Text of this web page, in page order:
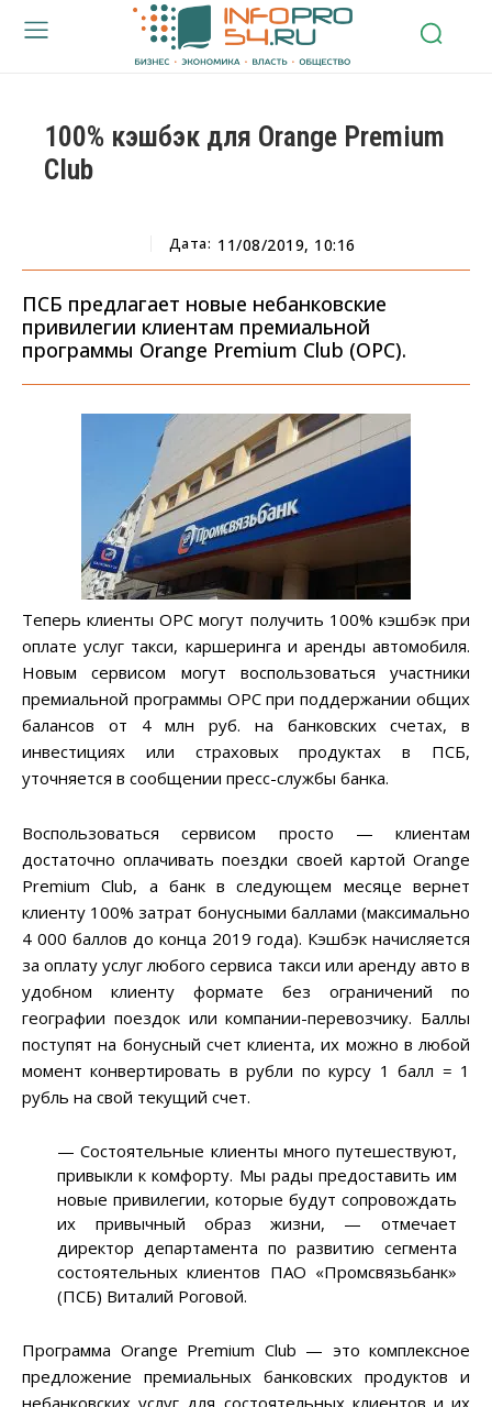
100% кэшбэк для Orange Premium
Club
Дата: 11/08/2019, 10:16
ПСБ предлагает новые небанковские
привилегии клиентам премиальной
программы Orange Premium Club (OPC).
Теперь клиенты ОРС могут получить 100% кэшбэк при
оплате услуг такси, каршеринга и аренды автомобиля.
Новым сервисом могут воспользоваться участники
премиальной программы ОРС при поддержании общих
балансов от 4 млн руб. на банковских счетах, в
инвестициях или страховых продуктах в ПСБ,
уточняется в сообщении пресс-службы банка.
Воспользоваться сервисом просто — клиентам
достаточно оплачивать поездки своей картой Orange
Premium Club, а банк в следующем месяце вернет
клиенту 100% затрат бонусными баллами (максимально
4 000 баллов до конца 2019 года). Кэшбэк начисляется
за оплату услуг любого сервиса такси или аренду авто в
удобном клиенту формате без ограничений по
географии поездок или компании-перевозчику. Баллы
поступят на бонусный счет клиента, их можно в любой
момент конвертировать в рубли по курсу 1 балл = 1
рубль на свой текущий счет.
— Состоятельные клиенты много путешествуют,
привыкли к комфорту. Мы рады предоставить им
новые привилегии, которые будут сопровождать
их привычный образ жизни, — отмечает
директор департамента по развитию сегмента
состоятельных клиентов ПАО «Промсвязьбанк»
(ПСБ) Виталий Роговой.
Программа Orange Premium Club — это комплексное
предложение премиальных банковских продуктов и
небанковских услуг для состоятельных клиентов и их